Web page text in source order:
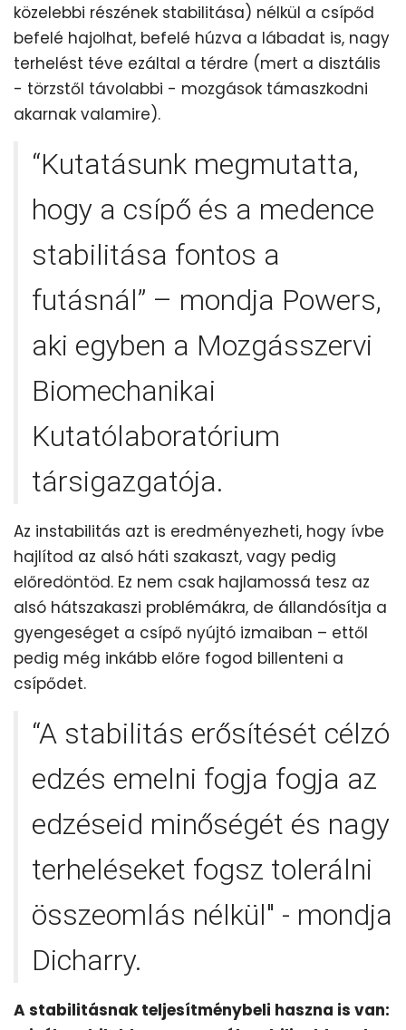
közelebbi részének stabilitása) nélkül a csípőd
befelé hajolhat, befelé húzva a lábadat is, nagy
terhelést téve ezáltal a térdre (mert a disztális
- törzstől távolabbi - mozgások támaszkodni
akarnak valamire).
“Kutatásunk megmutatta,
hogy a csípő és a medence
stabilitása fontos a
futásnál” – mondja Powers,
aki egyben a Mozgásszervi
Biomechanikai
Kutatólaboratórium
társigazgatója.
Az instabilitás azt is eredményezheti, hogy ívbe
hajlítod az alsó háti szakaszt, vagy pedig
előredöntöd. Ez nem csak hajlamossá tesz az
alsó hátszakaszi problémákra, de állandósítja a
gyengeséget a csípő nyújtó izmaiban – ettől
pedig még inkább előre fogod billenteni a
csípődet.
“A stabilitás erősítését célzó
edzés emelni fogja fogja az
edzéseid minőségét és nagy
terheléseket fogsz tolerálni
összeomlás nélkül" - mondja
Dicharry.
A stabilitásnak teljesítménybeli haszna is van: